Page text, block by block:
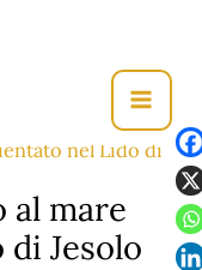
nel Lido di
al mare
Jesolo